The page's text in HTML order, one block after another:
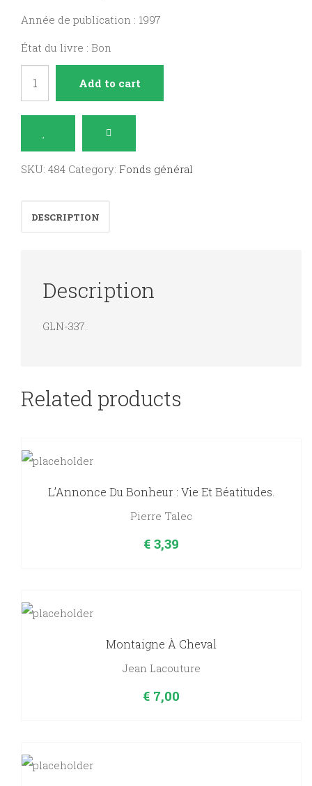
Année de publication : 1997
État du livre : Bon
cendre
quantity
Add to cart
SKU: 484 Category: Fonds général
DESCRIPTION
Description
GLN-337.
Related products
L’Annonce Du Bonheur : Vie Et Béatitudes.
Pierre Talec
€ 3,39
Montaigne À Cheval
Jean Lacouture
€ 7,00